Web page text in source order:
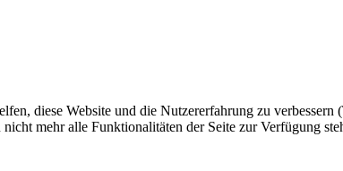
diese Website und die Nutzererfahrung zu verbessern
mehr alle Funktionalitäten der Seite zur Verfügung